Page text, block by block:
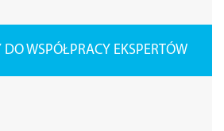
WSPÓŁPRACY EKSPERTÓW